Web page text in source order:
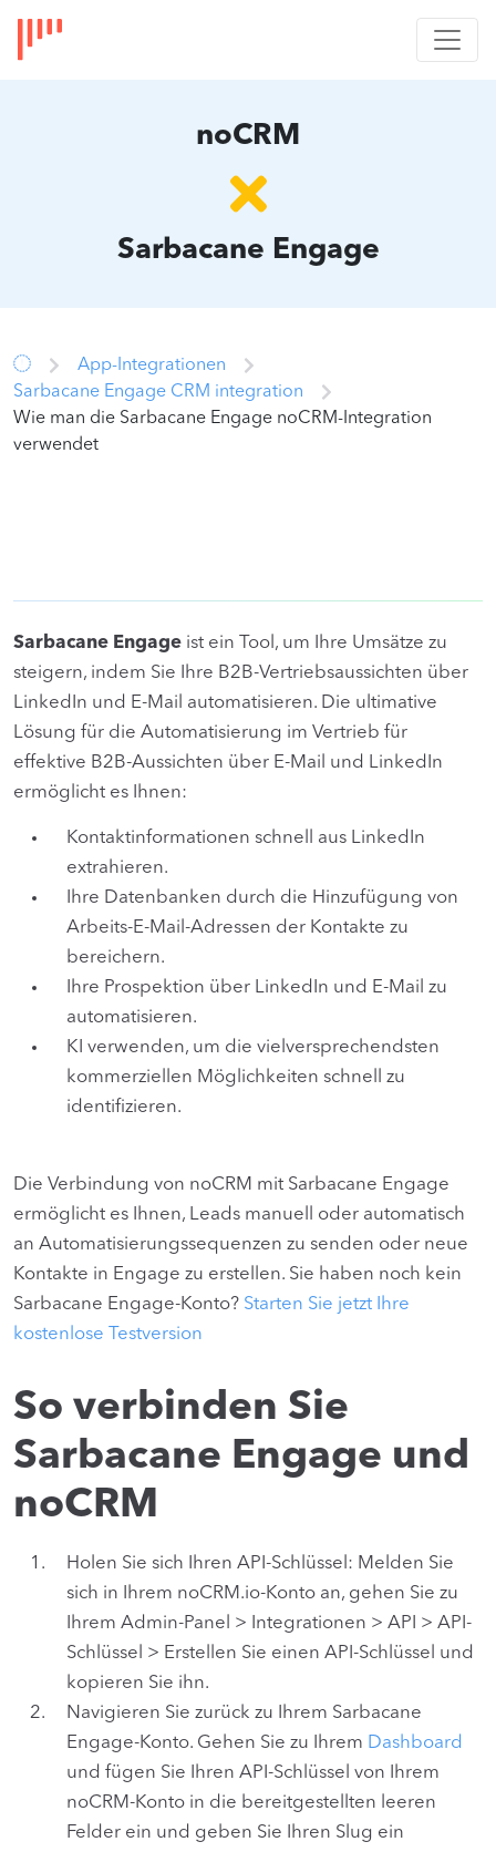
noCRM
Sarbacane Engage
App-Integrationen
Sarbacane Engage CRM integration
Wie man die Sarbacane Engage noCRM-Integration
verwendet
Sarbacane Engage ist ein Tool, um Ihre Umsätze zu
steigern, indem Sie Ihre B2B-Vertriebsaussichten über
LinkedIn und E-Mail automatisieren. Die ultimative
Lösung für die Automatisierung im Vertrieb für
effektive B2B-Aussichten über E-Mail und LinkedIn
ermöglicht es Ihnen:
Kontaktinformationen schnell aus LinkedIn
extrahieren.
Ihre Datenbanken durch die Hinzufügung von
Arbeits-E-Mail-Adressen der Kontakte zu
bereichern.
Ihre Prospektion über LinkedIn und E-Mail zu
automatisieren.
KI verwenden, um die vielversprechendsten
kommerziellen Möglichkeiten schnell zu
identifizieren.
Die Verbindung von noCRM mit Sarbacane Engage
ermöglicht es Ihnen, Leads manuell oder automatisch
an Automatisierungssequenzen zu senden oder neue
Kontakte in Engage zu erstellen. Sie haben noch kein
Sarbacane Engage-Konto? Starten Sie jetzt Ihre
kostenlose Testversion
So verbinden Sie
Sarbacane Engage und
noCRM
Holen Sie sich Ihren API-Schlüssel: Melden Sie
sich in Ihrem noCRM.io-Konto an, gehen Sie zu
Ihrem Admin-Panel > Integrationen > API > API-
Schlüssel > Erstellen Sie einen API-Schlüssel und
kopieren Sie ihn.
Navigieren Sie zurück zu Ihrem Sarbacane
Engage-Konto. Gehen Sie zu Ihrem Dashboard
und fügen Sie Ihren API-Schlüssel von Ihrem
noCRM-Konto in die bereitgestellten leeren
Felder ein und geben Sie Ihren Slug ein